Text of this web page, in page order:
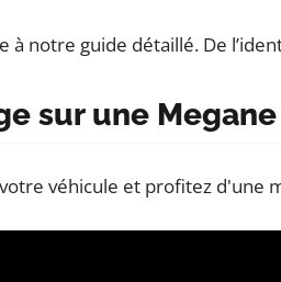
notre guide détaillé. De
sur une Megane